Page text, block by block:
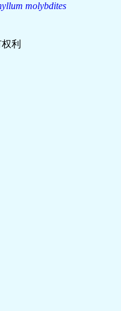
molybdites
利